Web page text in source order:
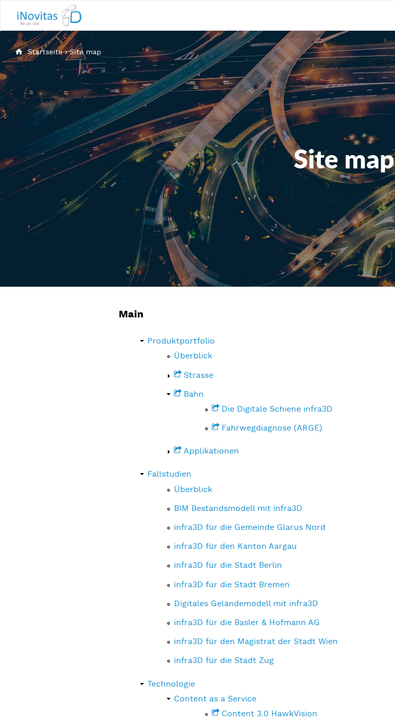
Startseite›Site map
Site map
Main
Produktportfolio
Überblick
Strasse
Bahn
Die Digitale Schiene infra3D
Fahrwegdiagnose (ARGE)
Applikationen
Fallstudien
Überblick
BIM Bestandsmodell mit infra3D
infra3D für die Gemeinde Glarus Nord
infra3D für den Kanton Aargau
infra3D für die Stadt Berlin
infra3D für die Stadt Bremen
Digitales Geländemodell mit infra3D
infra3D für die Basler & Hofmann AG
infra3D für den Magistrat der Stadt Wien
infra3D für die Stadt Zug
Technologie
Content as a Service
Content 3.0 HawkVision